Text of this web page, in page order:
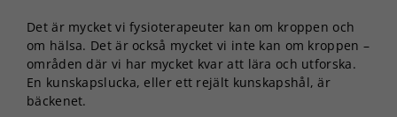
Det är mycket vi fysioterapeuter kan om kroppen och
om hälsa. Det är också mycket vi inte kan om kroppen –
områden där vi har mycket kvar att lära och utforska.
En kunskapslucka, eller ett rejält kunskapshål, är
bäckenet.